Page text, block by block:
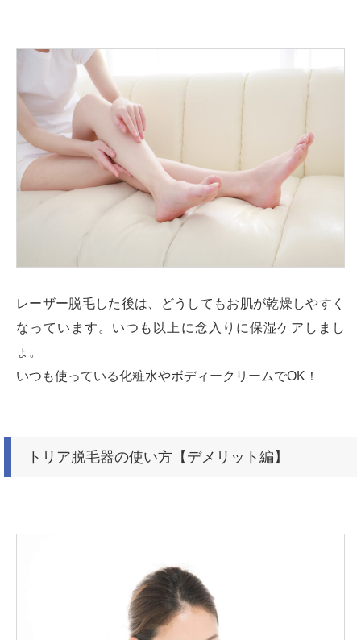
レーザー脱毛した後は、どうしてもお肌が乾燥しやすく
なっています。いつも以上に念入りに保湿ケアしまし
ょ。
いつも使っている化粧水やボディークリームでOK！
トリア脱毛器の使い方【デメリット編】